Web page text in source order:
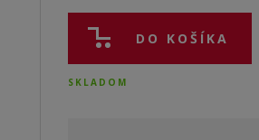
DO KOŠÍKA
SKLADOM